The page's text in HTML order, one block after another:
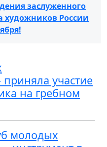
заслуженного
художников России
участие
на гребном
молодых